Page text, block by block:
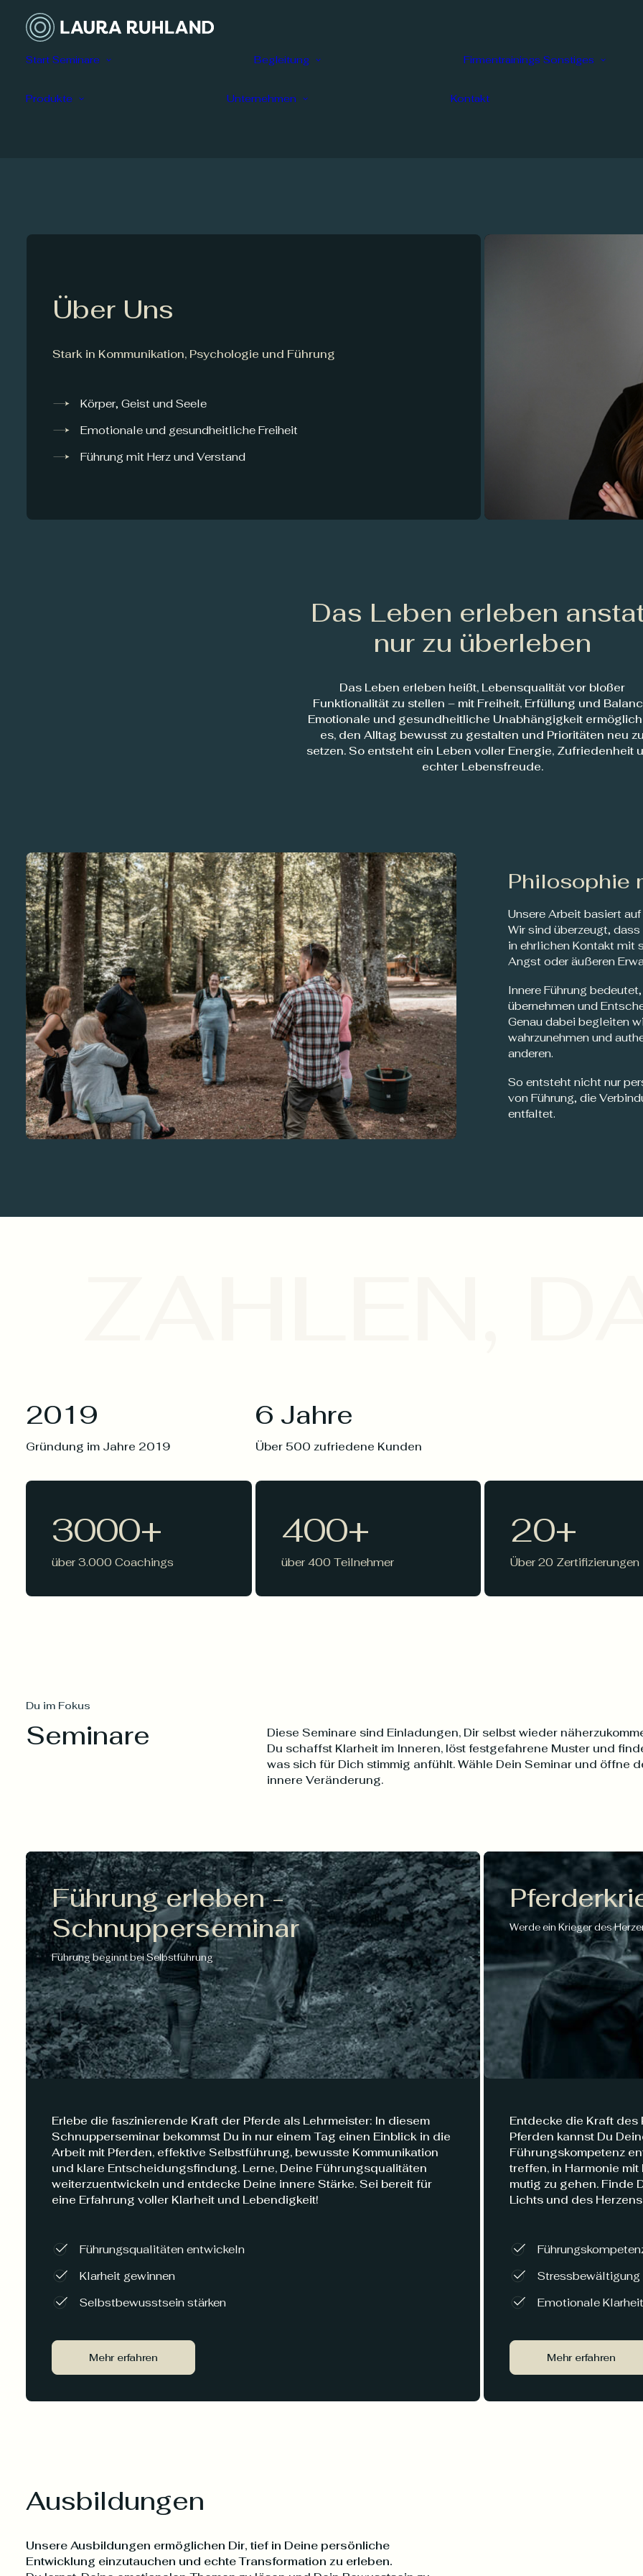
Start Seminare Begleitung Firmentrainings Sonstiges
Produkte Unternehmen Kontakt
Über Uns
Stark in Kommunikation, Psychologie und Führung
Körper, Geist und Seele
Emotionale und gesundheitliche Freiheit
Führung mit Herz und Verstand
Das Leben erleben
nur zu überleben
Das Leben erleben heißt, Lebensqualität vor bloßer
Funktionalität zu stellen – mit Freiheit, Erfüllung und
Emotionale und gesundheitliche Unabhängigkeit
es, den Alltag bewusst zu gestalten und Prioritäten neu
setzen. So entsteht ein Leben voller Energie, Zufriedenheit
echter Lebensfreude.
Philosophie
Unsere Arbeit basiert
Wir sind überzeugt,
in ehrlichen Kontakt mit
Angst oder äußeren
Innere Führung
übernehmen und
Genau dabei begleiten
wahrzunehmen und
anderen.
So entsteht nicht nur
von Führung, die
entfaltet.
2019
Gründung im Jahre 2019
6 Jahre
Über 500 zufriedene Kunden
3000+
über 3.000 Coachings
400+
über 400 Teilnehmer
20+
Über 20 Zertifizierungen
Du im Fokus
Seminare
Diese Seminare sind Einladungen, Dir selbst wieder
Du schaffst Klarheit im Inneren, löst festgefahrene Muster und
was sich für Dich stimmig anfühlt. Wähle Dein Seminar und öffne
innere Veränderung.
Führung erleben -
Schnupperseminar
Führung beginnt bei Selbstführung
Erlebe die faszinierende Kraft der Pferde als Lehrmeister: In diesem
Schnupperseminar bekommst Du in nur einem Tag einen Einblick in die
Arbeit mit Pferden, effektive Selbstführung, bewusste Kommunikation
und klare Entscheidungsfindung. Lerne, Deine Führungsqualitäten
weiterzuentwickeln und entdecke Deine innere Stärke. Sei bereit für
eine Erfahrung voller Klarheit und Lebendigkeit!
Führungsqualitäten entwickeln
Klarheit gewinnen
Selbstbewusstsein stärken
Mehr erfahren
Werde ein Krieger des
Entdecke die Kraft des
Pferden kannst Du
Führungskompetenz
treffen, in Harmonie
mutig zu gehen. Finde
Lichts und des Herzens
Stressbewältigung
Emotionale Klarheit
Mehr erfahren
Ausbildungen
Unsere Ausbildungen ermöglichen Dir, tief in Deine persönliche
Entwicklung einzutauchen und echte Transformation zu erleben.